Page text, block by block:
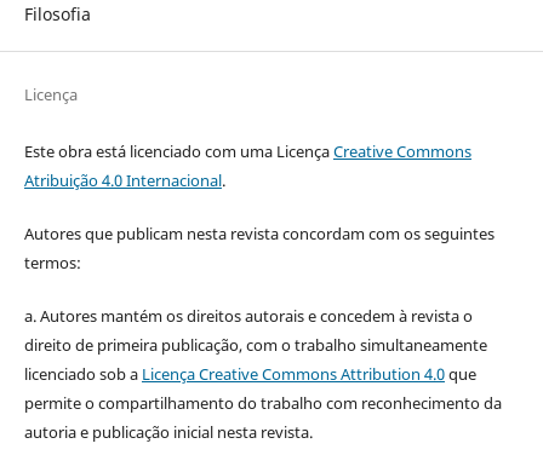
Filosofia
Licença
Este obra está licenciado com uma LicençaCreative Commons
Atribuição 4.0 Internacional.
Autores que publicam nesta revista concordam com os seguintes
termos:
a. Autores mantém os direitos autorais e concedem à revista o
direito de primeira publicação, com o trabalho simultaneamente
licenciado sob a Licença Creative Commons Attribution 4.0que
permite o compartilhamento do trabalho com reconhecimento da
autoria e publicação inicial nesta revista.